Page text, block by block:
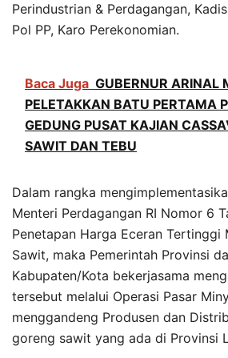
Perindustrian & Perdagangan,
Pol PP, Karo Perekonomian.
Baca Juga GUBERNUR ARINAL
PELETAKKAN BATU PERTAMA
GEDUNG PUSAT KAJIAN
SAWIT DAN TEBU
Dalam rangka
Menteri Perdagangan RI Nomor 6
Penetapan Harga Eceran Tertinggi
Sawit, maka Pemerintah Provinsi
Kabupaten/Kota bekerjasama
tersebut melalui Operasi Pasar
menggandeng Produsen dan
goreng sawit yang ada di Provinsi